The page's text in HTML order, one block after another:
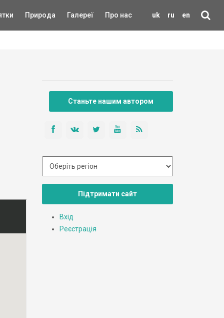
uk ru en
Природа Галереї Про нас
Станьте нашим автором
Підтримати сайт
Вхід
Реєстрація